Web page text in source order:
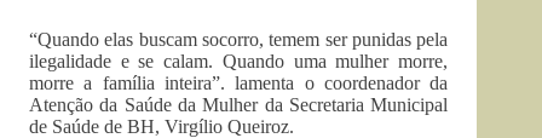
“Quando elas buscam socorro, temem ser punidas pela
ilegalidade e se calam. Quando uma mulher morre,
morre a família inteira”. lamenta o coordenador da
Atenção da Saúde da Mulher da Secretaria Municipal
de Saúde de BH, Virgílio Queiroz.